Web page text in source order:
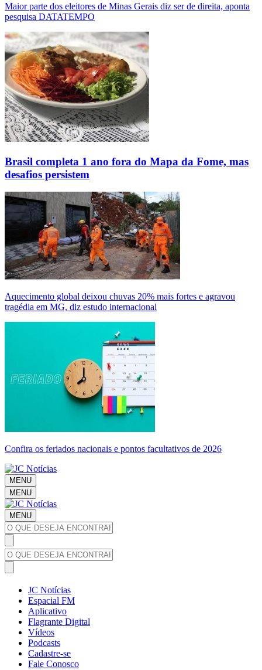
Maior parte dos eleitores de Minas Gerais diz ser de direita, aponta
pesquisa DATATEMPO
Brasil completa 1 ano fora do Mapa da Fome, mas
desafios persistem
Aquecimento global deixou chuvas 20% mais fortes e agravou
tragédia em MG, diz estudo internacional
Confira os feriados nacionais e pontos facultativos de 2026
MENU
MENU
MENU
JC Notícias
Espacial FM
Aplicativo
Flagrante Digital
Vídeos
Podcasts
Cadastre-se
Fale Conosco